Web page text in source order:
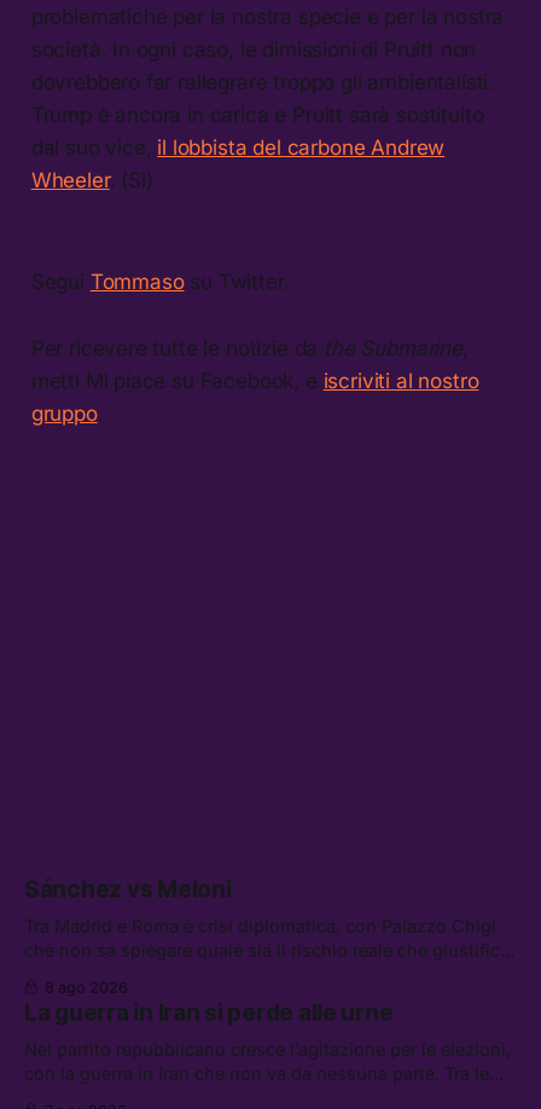
problematiche per la nostra specie e per la nostra
società. In ogni caso, le dimissioni di Pruitt non
dovrebbero far rallegrare troppo gli ambientalisti.
Trump è ancora in carica e Pruitt sarà sostituito
dal suo vice, il lobbista del carbone Andrew
Wheeler. (Sì)
Segui Tommasosu Twitter.
Per ricevere tutte le notizie da the Submarine,
metti Mi piace su Facebook, e iscriviti al nostro
gruppo.
Sánchez vs Meloni
Tra Madrid e Roma è crisi diplomatica, con Palazzo Chigi
che non sa spiegare quale sia il rischio reale che giustifica
di difesa tra Arabia Saudita, Pakistan e Turchia, la crisi del
carburante irregolare, e un altro caso di IA ribelle
8 ago 2026
La guerra in Iran si perde alle urne
Nel partito repubblicano cresce l’agitazione per le elezioni,
con la guerra in Iran che non va da nessuna parte. Tra le